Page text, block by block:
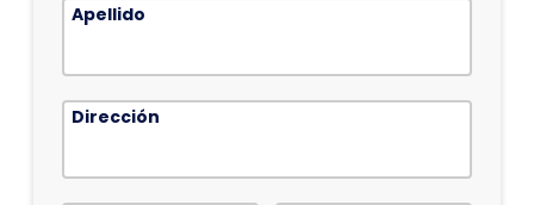
Segundo
Apellido
Dirección